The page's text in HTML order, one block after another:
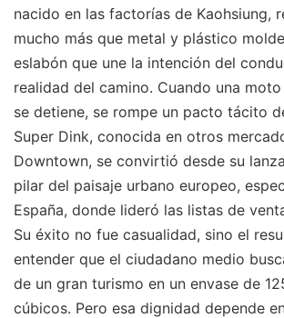
nacido en las factorías de Kaohsiung,
mucho más que metal y plástico
eslabón que une la intención del
realidad del camino. Cuando una
se detiene, se rompe un pacto tácito
Super Dink, conocida en otros
Downtown, se convirtió desde su
pilar del paisaje urbano europeo,
España, donde lideró las listas de
Su éxito no fue casualidad, sino el
entender que el ciudadano medio
de un gran turismo en un envase de
cúbicos. Pero esa dignidad depende